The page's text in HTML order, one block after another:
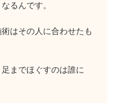
るんです。
はその人に合わせたも
までほぐすのは誰に